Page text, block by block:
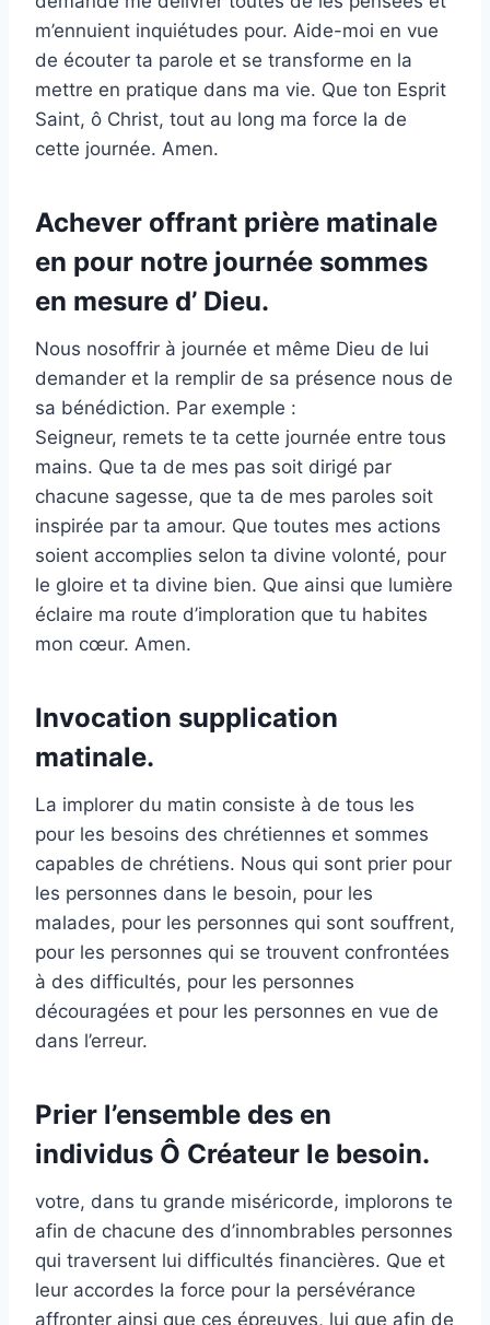
m’ennuient inquiétudes pour. Aide-moi en vue
de écouter ta parole et se transforme en la
mettre en pratique dans ma vie. Que ton Esprit
Saint, ô Christ, tout au long ma force la de
cette journée. Amen.
Achever offrant prière matinale
en pour notre journée sommes
en mesure d’ Dieu.
Nous nosoffrir à journée et même Dieu de lui
demander et la remplir de sa présence nous de
sa bénédiction. Par exemple :
Seigneur, remets te ta cette journée entre tous
mains. Que ta de mes pas soit dirigé par
chacune sagesse, que ta de mes paroles soit
inspirée par ta amour. Que toutes mes actions
soient accomplies selon ta divine volonté, pour
le gloire et ta divine bien. Que ainsi que lumière
éclaire ma route d’imploration que tu habites
mon cœur. Amen.
Invocation supplication
matinale.
La implorer du matin consiste à de tous les
pour les besoins des chrétiennes et sommes
capables de chrétiens. Nous qui sont prier pour
les personnes dans le besoin, pour les
malades, pour les personnes qui sont souffrent,
pour les personnes qui se trouvent confrontées
à des difficultés, pour les personnes
découragées et pour les personnes en vue de
dans l’erreur.
Prier l’ensemble des en
individus Ô Créateur le besoin.
votre, dans tu grande miséricorde, implorons te
afin de chacune des d’innombrables personnes
qui traversent lui difficultés financières. Que et
leur accordes la force pour la persévérance
affronter ainsi que ces épreuves, lui que afin de